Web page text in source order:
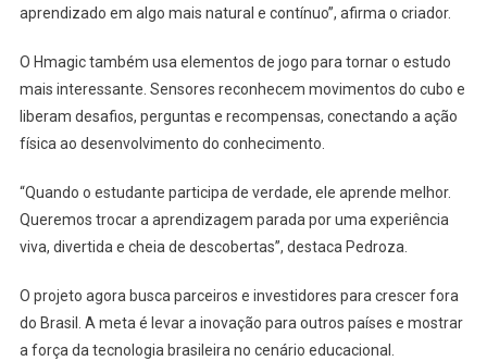
aprendizado em algo mais natural e contínuo”, afirma o criador.
O Hmagic também usa elementos de jogo para tornar o estudo
mais interessante. Sensores reconhecem movimentos do cubo e
liberam desafios, perguntas e recompensas, conectando a ação
física ao desenvolvimento do conhecimento.
“Quando o estudante participa de verdade, ele aprende melhor.
Queremos trocar a aprendizagem parada por uma experiência
viva, divertida e cheia de descobertas”, destaca Pedroza.
O projeto agora busca parceiros e investidores para crescer fora
do Brasil. A meta é levar a inovação para outros países e mostrar
a força da tecnologia brasileira no cenário educacional.